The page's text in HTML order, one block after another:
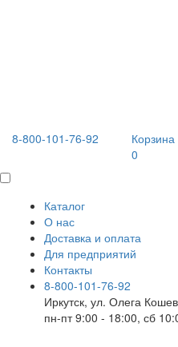
8-800-101-76-92
Корзина
0
Каталог
О нас
Доставка и оплата
Для предприятий
Контакты
8-800-101-76-92
Иркутск, ул. Олега
пн-пт 9:00 - 18:00, сб